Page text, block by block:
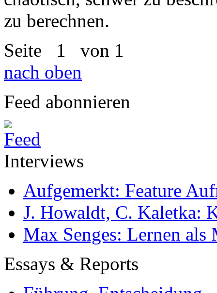
zu berechnen.
Seite 1 von 1
nach oben
Feed abonnieren
Interviews
Aufgemerkt: Feature
J. Howaldt, C. Kaletka:
Max Senges: Lernen als
Essays & Reports